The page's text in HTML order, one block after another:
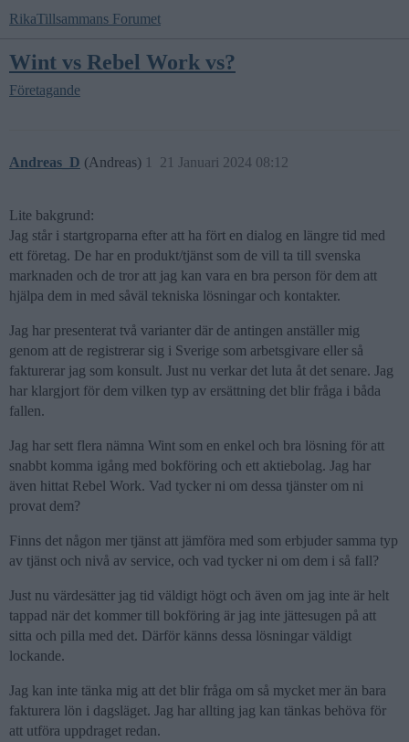
RikaTillsammans Forumet
Wint vs Rebel Work vs?
Företagande
Andreas_D (Andreas) 21 Januari 2024 08:12
1
Lite bakgrund:
Jag står i startgroparna efter att ha fört en dialog en längre tid med
ett företag. De har en produkt/tjänst som de vill ta till svenska
marknaden och de tror att jag kan vara en bra person för dem att
hjälpa dem in med såväl tekniska lösningar och kontakter.
Jag har presenterat två varianter där de antingen anställer mig
genom att de registrerar sig i Sverige som arbetsgivare eller så
fakturerar jag som konsult. Just nu verkar det luta åt det senare. Jag
har klargjort för dem vilken typ av ersättning det blir fråga i båda
fallen.
Jag har sett flera nämna Wint som en enkel och bra lösning för att
snabbt komma igång med bokföring och ett aktiebolag. Jag har
även hittat Rebel Work. Vad tycker ni om dessa tjänster om ni
provat dem?
Finns det någon mer tjänst att jämföra med som erbjuder samma typ
av tjänst och nivå av service, och vad tycker ni om dem i så fall?
Just nu värdesätter jag tid väldigt högt och även om jag inte är helt
tappad när det kommer till bokföring är jag inte jättesugen på att
sitta och pilla med det. Därför känns dessa lösningar väldigt
lockande.
Jag kan inte tänka mig att det blir fråga om så mycket mer än bara
fakturera lön i dagsläget. Jag har allting jag kan tänkas behöva för
att utföra uppdraget redan.